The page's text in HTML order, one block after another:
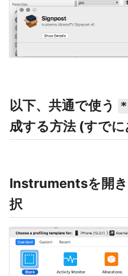
以下、共通で使う
成する方法 (すで
Instrumentsを開
択